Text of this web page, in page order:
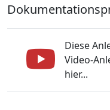
Diese
Video-
hier...